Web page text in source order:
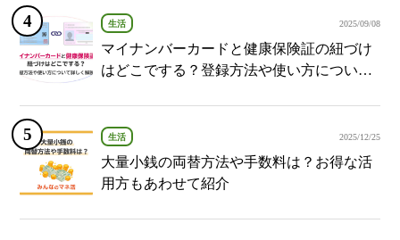
生活 2025/09/08
マイナンバーカードと健康保険証の紐づけ
はどこでする？登録方法や使い方について
生活 2025/12/25
大量小銭の両替方法や手数料は？お得な活
用方もあわせて紹介